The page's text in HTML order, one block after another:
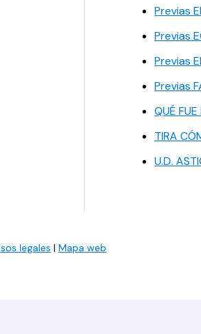
Previas
Previas
Previas
Previas
QUÉ FUE
TIRA
U.D.
legales | Mapa web